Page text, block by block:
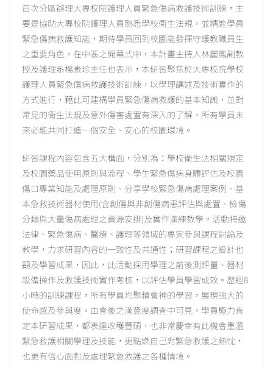
首次分區辦理大專校院護理人員緊急傷病救護技術訓練，主
要是協助大專校院護理人員熟悉學校衛生法規，並精進學員
緊急傷病救護知能，期待學員回到校園能發揮守護教職員生
之重要角色。在中區之開幕式中，本計畫主持人林麗鳳副教
授及護理系楊素珍主任也表示，本研習聚焦於大專校院學校
護理人員緊急傷病救護技術訓練，以學理講述及技術實作的
方式進行，藉此可建構學員緊急傷病救護的基本知識，並對
常見的衛生法規及意外傷害處置有深入的了解，所有學員未
來必能共同打造一個安全、安心的校園環境。
研習課程內容包含五大構面，分別為：學校衛生法相關規定
及校園藥品使用原則與流程、學生緊急傷病身體評估及校園
傷口專業知能及處理原則、分享學校緊急傷病處理案例、基
本急救技術器材使用(含創傷與非創傷病患評估與處置、檢傷
分類與大量傷病處理之資源安排)及實作演練教學。活動特邀
法律、緊急傷病、醫療、護理等領域的專家參與課程討論及
教學，力求研習內容的一致性及共通性；研習課程之設計也
顧及學習成果，因此，此活動採用學理之前後測評量、器材
設備操作及救護技術實作考核，以評估學員學習成效。歷經8
小時的訓練課程，所有學員均聚精會神的學習，展現強大的
使命感及參與度。由會後之滿意度調查中可見，學員極力肯
定本研習成果，都表達收穫豐碩，也非常慶幸有此機會重溫
緊急救護相關學理及技能，更點燃自己對緊急救護之熱忱，
也更有信心面對及處理緊急救護之各種情境。